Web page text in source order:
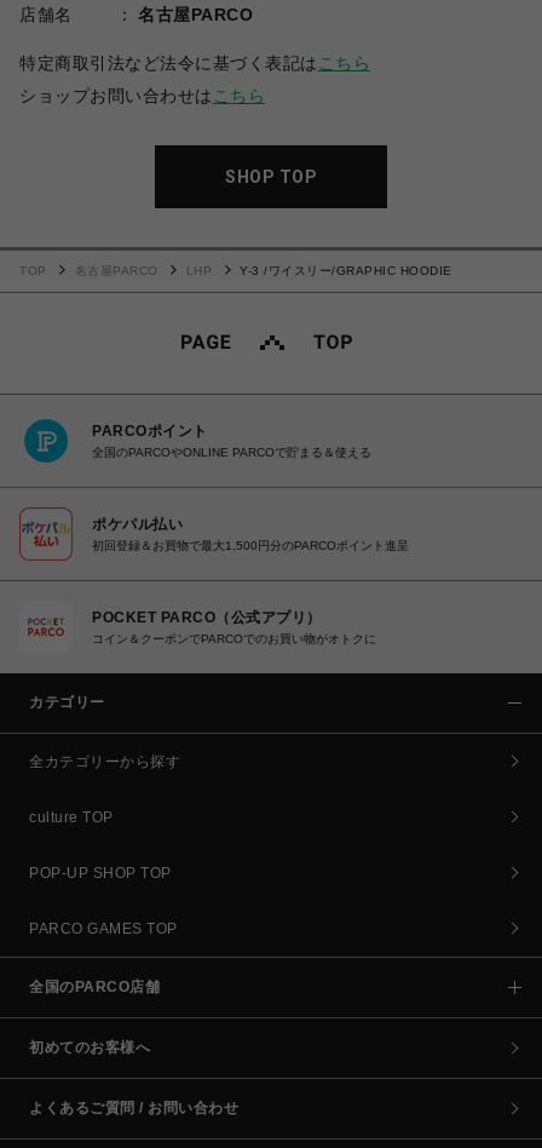
店舗名
名古屋PARCO
特定商取引法など法令に基づく表記は こちら
ショップお問い合わせは こちら
SHOP TOP
TOP 名古屋PARCO LHP Y-3 /ワイスリー/GRAPHIC HOODIE
PARCOポイント
全国のPARCOやONLINE PARCOで貯まる＆使える
ポケパル払い
初回登録＆お買物で最大1,500円分のPARCOポイント進呈
POCKET PARCO（公式アプリ）
コイン＆クーポンでPARCOでのお買い物がオトクに
カテゴリー
全カテゴリーから探す
culture TOP
POP-UP SHOP TOP
PARCO GAMES TOP
全国のPARCO店舗
初めてのお客様へ
よくあるご質問 / お問い合わせ